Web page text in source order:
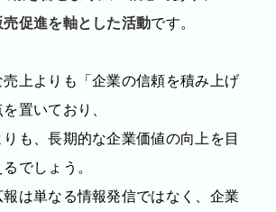
促進を軸とした活動です。
上よりも「企業の信頼を積み上げ
置いており、
も、長期的な企業価値の向上を目
でしょう。
は単なる情報発信ではなく、企業